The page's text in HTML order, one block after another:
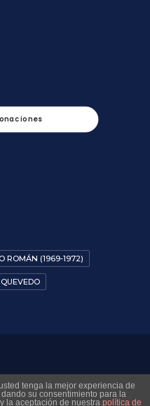
ROMÁN (1969-1972)
UD. All rights reserved
tenga la mejor experiencia de
su consentimiento para la
la aceptación de nuestra política de